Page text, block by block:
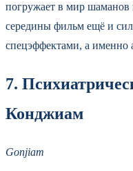
погружает в мир
середины фильм ещё и
спецэффектами, а именно
7.
Конджиам
Gonjiam